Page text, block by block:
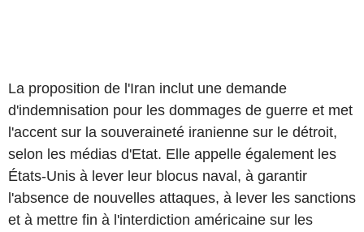
La proposition de l'Iran inclut une demande
d'indemnisation pour les dommages de guerre et met
l'accent sur la souveraineté iranienne sur le détroit,
selon les médias d'Etat. Elle appelle également les
États-Unis à lever leur blocus naval, à garantir
l'absence de nouvelles attaques, à lever les sanctions
et à mettre fin à l'interdiction américaine sur les